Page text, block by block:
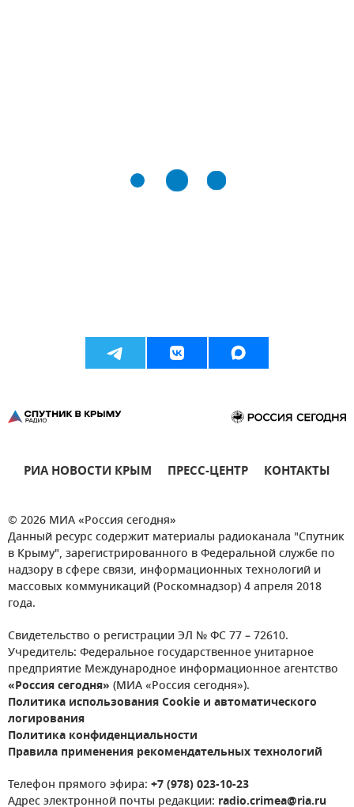
РИА НОВОСТИ КРЫМ ПРЕСС-ЦЕНТР КОНТАКТЫ
© 2026 МИА «Россия сегодня»
Данный ресурс содержит материалы радиоканала "Спутник
в Крыму", зарегистрированного в Федеральной службе по
надзору в сфере связи, информационных технологий и
массовых коммуникаций (Роскомнадзор) 4 апреля 2018
года.
Свидетельство о регистрации ЭЛ № ФС 77 – 72610.
Учредитель: Федеральное государственное унитарное
предприятие Международное информационное агентство
«Россия сегодня» (МИА «Россия сегодня»).
Политика использования Cookie и автоматического
логирования
Политика конфиденциальности
Правила применения рекомендательных технологий
Телефон прямого эфира: +7 (978) 023-10-23
Адрес электронной почты редакции: radio.crimea@ria.ru